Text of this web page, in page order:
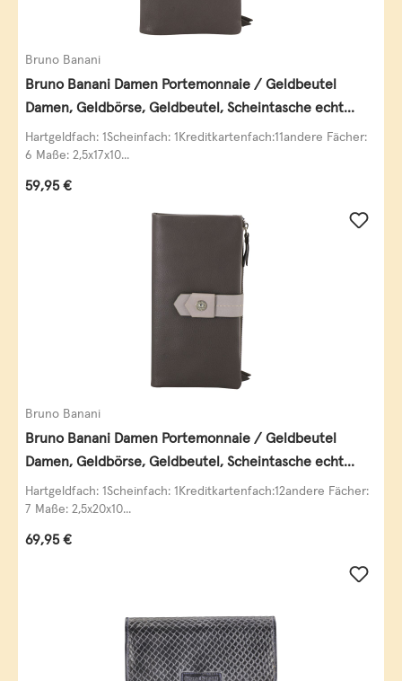
Bruno Banani
Bruno Banani Damen Portemonnaie / Geldbeutel
Damen, Geldbörse, Geldbeutel, Scheintasche echt
Leder
Hartgeldfach: 1Scheinfach: 1Kreditkartenfach:11andere Fächer:
6 Maße: 2,5x17x10...
Regulärer Preis:
59,95 €
Bruno Banani
Bruno Banani Damen Portemonnaie / Geldbeutel
Damen, Geldbörse, Geldbeutel, Scheintasche echt
Leder
Hartgeldfach: 1Scheinfach: 1Kreditkartenfach:12andere Fächer:
7 Maße: 2,5x20x10...
Regulärer Preis:
69,95 €